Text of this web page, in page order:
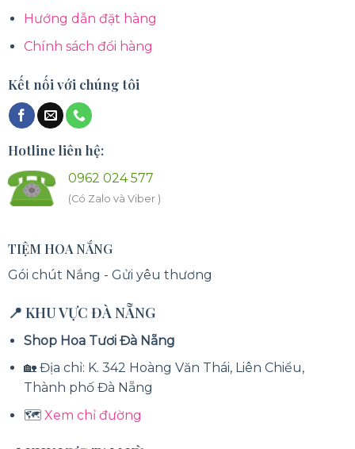
Hướng dẫn đặt hàng
Chính sách đổi hàng
Kết nối với chúng tôi
Hotline liên hệ:
0962 024 577
(Có Zalo và Viber )
TIỆM HOA NẮNG
Gói chút Nắng - Gửi yêu thương
📍 KHU VỰC ĐÀ NẴNG
Shop Hoa Tươi Đà Nẵng
🏡 Địa chỉ: K. 342 Hoàng Văn Thái, Liên Chiểu,
Thành phố Đà Nẵng
🗺️Xem chỉ đường